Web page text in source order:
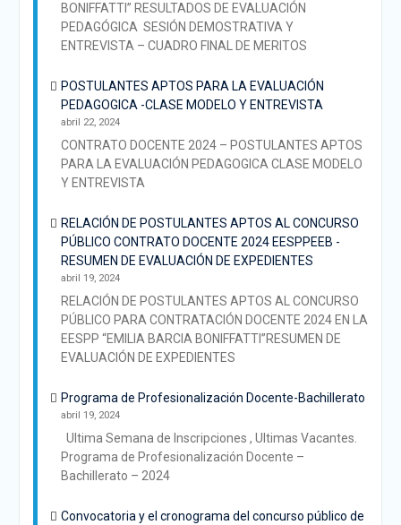
BONIFFATTI” RESULTADOS DE EVALUACIÓN
PEDAGÓGICA SESIÓN DEMOSTRATIVA Y
ENTREVISTA – CUADRO FINAL DE MERITOS
POSTULANTES APTOS PARA LA EVALUACIÓN
PEDAGOGICA -CLASE MODELO Y ENTREVISTA
abril 22, 2024
CONTRATO DOCENTE 2024 – POSTULANTES APTOS
PARA LA EVALUACIÓN PEDAGOGICA CLASE MODELO
Y ENTREVISTA
RELACIÓN DE POSTULANTES APTOS AL CONCURSO
PÚBLICO CONTRATO DOCENTE 2024 EESPPEEB -
RESUMEN DE EVALUACIÓN DE EXPEDIENTES
abril 19, 2024
RELACIÓN DE POSTULANTES APTOS AL CONCURSO
PÚBLICO PARA CONTRATACIÓN DOCENTE 2024 EN LA
EESPP “EMILIA BARCIA BONIFFATTI”RESUMEN DE
EVALUACIÓN DE EXPEDIENTES
Programa de Profesionalización Docente-Bachillerato
abril 19, 2024
Ultima Semana de Inscripciones , Ultimas Vacantes.
Programa de Profesionalización Docente –
Bachillerato – 2024
Convocatoria y el cronograma del concurso público de